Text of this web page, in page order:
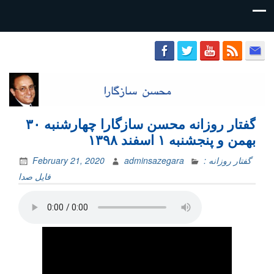
محسن
سازگارا
گفتار روزانه محسن سازگارا چهارشنبه ۳۰
بهمن و پنجشنبه ۱ اسفند ۱۳۹۸
February 21, 2020 adminsazegara
گفتار روزانه :
فایل‌ صدا